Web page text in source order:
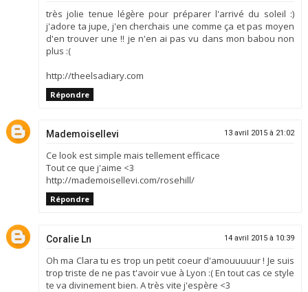
très jolie tenue légère pour préparer l'arrivé du soleil :)
j'adore ta jupe, j'en cherchais une comme ça et pas moyen
d'en trouver une !! je n'en ai pas vu dans mon babou non
plus :(
http://theelsadiary.com
Répondre
Mademoisellevi 13 avril 2015 à 21:02
Ce look est simple mais tellement efficace
Tout ce que j'aime <3
http://mademoisellevi.com/rosehill/
Répondre
Coralie Ln 14 avril 2015 à 10:39
Oh ma Clara tu es trop un petit coeur d'amouuuuur ! Je suis
trop triste de ne pas t'avoir vue à Lyon :( En tout cas ce style
te va divinement bien. A très vite j'espère <3